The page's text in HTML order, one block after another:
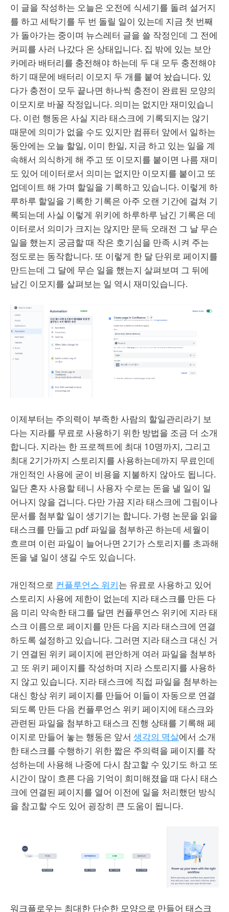
이 글을 작성하는 오늘은 오전에 식세기를 돌려 설거지
를 하고 세탁기를 두 번 돌릴 일이 있는데 지금 첫 번째
가 돌아가는 중이며 뉴스레터 글을 쓸 작정인데 그 전에
커피를 사러 나갔다 온 상태입니다. 집 밖에 있는 보안
카메라 배터리를 충전해야 하는데 두 대 모두 충전해야
하기 때문에 배터리 이모지 두 개를 붙여 놨습니다. 있
다가 충전이 모두 끝나면 하나씩 충전이 완료된 모양의
이모지로 바꿀 작정입니다. 의미는 없지만 재미있습니
다. 이런 행동은 사실 지라 태스크에 기록되지는 않기
때문에 의미가 없을 수도 있지만 컴퓨터 앞에서 일하는
동안에는 오늘 할일, 이미 한일, 지금 하고 있는 일을 계
속해서 의식하게 해 주고 또 이모지를 붙이면 나름 재미
도 있어 데이터로서 의미는 없지만 이모지를 붙이고 또
업데이트 해 가며 할일을 기록하고 있습니다. 이렇게 하
루하루 할일을 기록한 기록은 아주 오랜 기간에 걸쳐 기
록되는데 사실 이렇게 위키에 하루하루 남긴 기록은 데
이터로서 의미가 크지는 않지만 문득 오래전 그 날 무슨
일을 했는지 궁금할 때 작은 호기심을 만족 시켜 주는
정도로는 동작합니다. 또 이렇게 한 달 단위로 페이지를
만드는데 그 달에 무슨 일을 했는지 살펴보며 그 뒤에
남긴 이모지를 살펴보는 일 역시 재미있습니다.
이제부터는 주의력이 부족한 사람의 할일관리라기 보
다는 지라를 무료로 사용하기 위한 방법을 조금 더 소개
합니다. 지라는 한 프로젝트에 최대 10명까지, 그리고
최대 2기가까지 스토리지를 사용하는데까지 무료인데
개인적인 사용에 굳이 비용을 지불하지 않아도 됩니다.
일단 혼자 사용할 테니 사용자 수로는 돈을 낼 일이 일
어나지 않을 겁니다. 다만 가끔 지라 태스크에 그림이나
문서를 첨부할 일이 생기기는 합니다. 가령 논문을 읽을
태스크를 만들고 pdf 파일을 첨부하곤 하는데 세월이
흐르며 이런 파일이 늘어나면 2기가 스토리지를 초과해
돈을 낼 일이 생길 수도 있습니다.
개인적으로 컨플루언스 위키는 유료로 사용하고 있어
스토리지 사용에 제한이 없는데 지라 태스크를 만든 다
음 미리 약속한 태그를 달면 컨플루언스 위키에 지라 태
스크 이름으로 페이지를 만든 다음 지라 태스크에 연결
하도록 설정하고 있습니다. 그러면 지라 태스크 대신 거
기 연결된 위키 페이지에 편안하게 여러 파일을 첨부하
고 또 위키 페이지를 작성하며 지라 스토리지를 사용하
지 않고 있습니다. 지라 태스크에 직접 파일을 첨부하는
대신 항상 위키 페이지를 만들어 이들이 자동으로 연결
되도록 만든 다음 컨플루언스 위키 페이지에 태스크와
관련된 파일을 첨부하고 태스크 진행 상태를 기록해 페
이지로 만들어 놓는 행동은 앞서 생각의 멱살에서 소개
한 태스크를 수행하기 위한 짧은 주의력을 페이지를 작
성하는데 사용해 나중에 다시 참고할 수 있기도 하고 또
시간이 많이 흐른 다음 기억이 희미해졌을 때 다시 태스
크에 연결된 페이지를 열어 이전에 일을 처리했던 방식
을 참고할 수도 있어 굉장히 큰 도움이 됩니다.
워크플로우는 최대한 단순한 모양으로 만들어 태스크